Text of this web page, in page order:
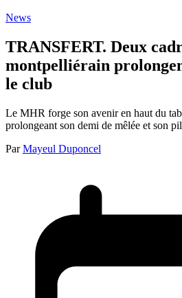
News
TRANSFERT. Deux
montpelliérain
le club
Le MHR forge son avenir en haut du
prolongeant son demi de mêlée et son
Par Mayeul Duponcel